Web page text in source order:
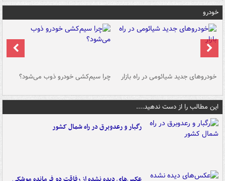
خودرو
خودروهای جدید شیائومی در راه بازار چرا سیم‌کشی خودرو ذوب می‌شود؟
این مطالب را از دست ندهید....
رگبار و رعدوبرق در راه شمال کشور